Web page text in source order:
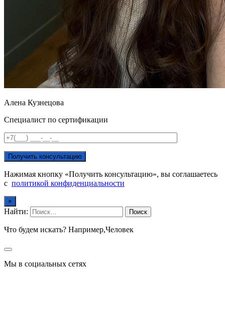
Алена Кузнецова
Специалист по сертификации
Нажимая кнопку «Получить консультацию», вы соглашаетесь
с политикой конфиденциальности
×
Найти:
Что будем искать? Например,Человек
Мы в социальных сетях